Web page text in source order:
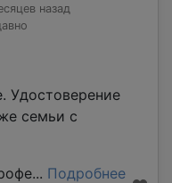
назад
Удостоверение
семьи с
Подробнее